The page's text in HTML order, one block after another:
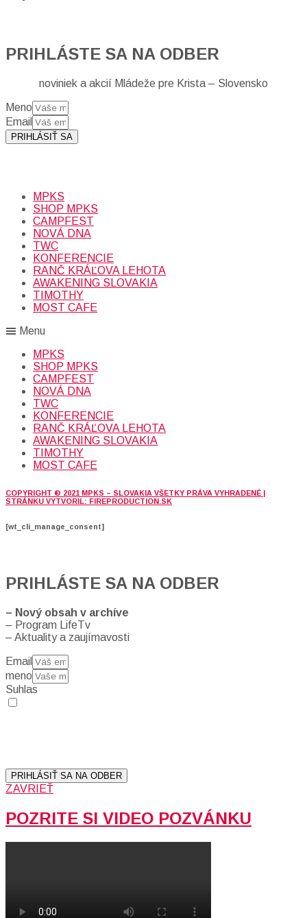
PRIHLÁSTE SA NA ODBER
noviniek a akcií Mládeže pre Krista – Slovensko
Meno
Email
PRIHLÁSIŤ SA
MPKS
SHOP MPKS
CAMPFEST
NOVÁ DNA
TWC
KONFERENCIE
RANČ KRÁĽOVA LEHOTA
AWAKENING SLOVAKIA
TIMOTHY
MOST CAFE
Menu
MPKS
SHOP MPKS
CAMPFEST
NOVÁ DNA
TWC
KONFERENCIE
RANČ KRÁĽOVA LEHOTA
AWAKENING SLOVAKIA
TIMOTHY
MOST CAFE
COPYRIGHT © 2021 MPKS – SLOVAKIA VŠETKY PRÁVA VYHRADENÉ |
STRÁNKU VYTVORIL: FIREPRODUCTION.SK
[wt_cli_manage_consent]
PRIHLÁSTE SA NA ODBER
– Nový obsah v archíve
– Program LifeTv
– Aktuality a zaujímavosti
Email
meno
Suhlas
PRIHLÁSIŤ SA NA ODBER
ZAVRIEŤ
POZRITE SI VIDEO POZVÁNKU